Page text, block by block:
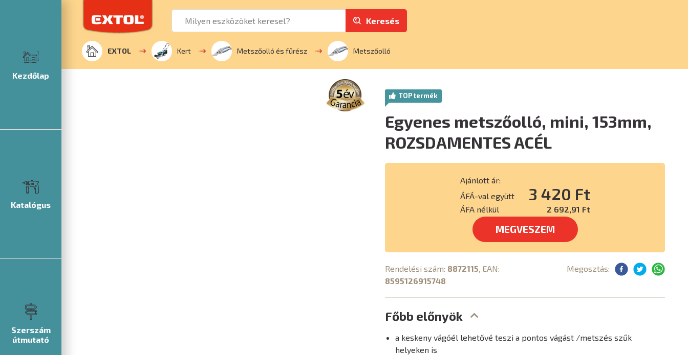
Kezdőlap
Katalógus
Szerszám
útmutató
Keresés
EXTOL Kert Metszőolló és fűrész Metszőolló
TOP termék
Egyenes metszőolló, mini, 153mm,
ROZSDAMENTES ACÉL
Ajánlott ár:
ÁFÁ-val együtt
3 420 Ft
ÁFA nélkül 2 692,91 Ft
MEGVESZEM
Rendelési szám: 8872115 , EAN:
8595126915748
Megosztás:
Főbb előnyök
a keskeny vágóél lehetővé teszi a pontos vágást /metszés szűk
helyeken is